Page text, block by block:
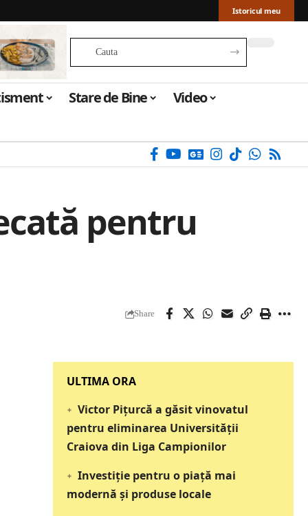
Istoricul meu
Stare de Bine
Video
pentru
Share
‎‎‎‎‎‎‎ULTIMA ORA
Victor Pițurcă a găsit vinovatul
pentru eliminarea Universității
Craiova din Liga Campionilor
Investiție pentru o piață mai
modernă și produse locale